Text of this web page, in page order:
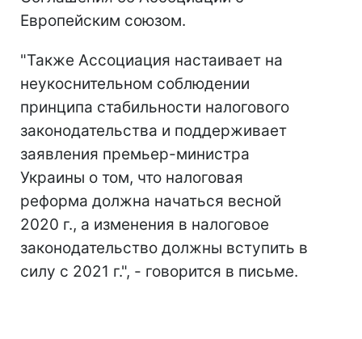
Европейским союзом.
"Также Ассоциация настаивает на
неукоснительном соблюдении
принципа стабильности налогового
законодательства и поддерживает
заявления премьер-министра
Украины о том, что налоговая
реформа должна начаться весной
2020 г., а изменения в налоговое
законодательство должны вступить в
силу с 2021 г.", - говорится в письме.